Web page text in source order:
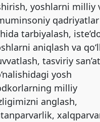
yoshlarni milliy
qadriyatlar
tarbiyalash,
aniqlash va
tasviriy san’at
yosh
milliy
anglash,